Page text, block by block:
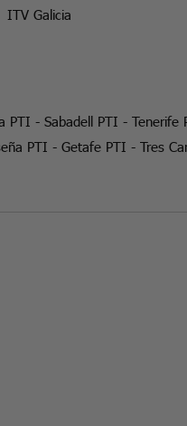
ITV Galicia
PTI - Sabadell PTI - Tenerife
PTI - Getafe PTI - Tres